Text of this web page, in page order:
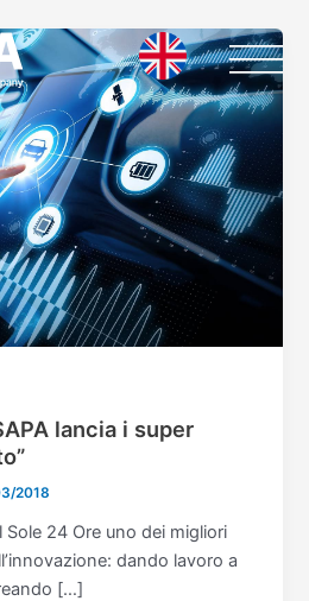
lancia i super
2018
Sole 24 Ore uno dei migliori
dando lavoro a
[…]